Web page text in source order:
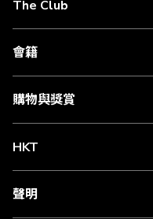
The Club
關於 The Club
合作夥伴
媒體中心
會籍
會籍及專屬禮遇
賺取積分
購物與獎賞
物流與配送
Club Shopping 商品領取站
常見問題
HKT
csl.
1010
聲明